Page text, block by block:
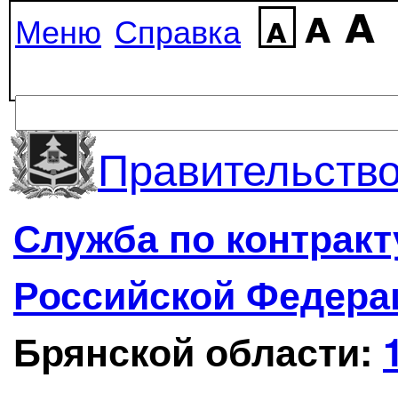
Меню Справка
Служба по
Российской
Брянской области: